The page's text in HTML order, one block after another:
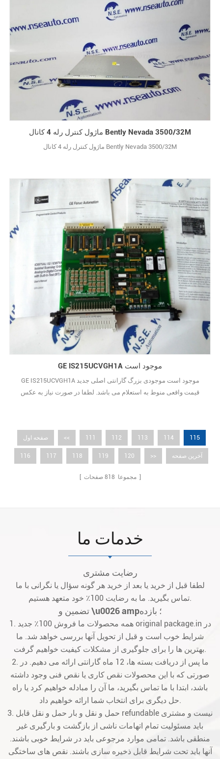
ماژول کنترل رله 4 کانال Bently Nevada 3500/32M
ماژول کنترل رله 4 کانال Bently Nevada 3500/32M
GE IS215UCVGH1A موجود است
GE IS215UCVGH1A موجود است موجودی بزرگ گارانتی اصلی جدید
قیمت واقعی منوط به استعلام می باشد. لطفا در صورت نیاز به عکس
صفحه اول << 111 112 113 114 115
116 117 118 119 120 >> آخرین صفحه
[ مجموعا 818 صفحات ]
خدمات ما
رضایت مشتری
لطفا قبل از خرید یا بعد از خرید هر گونه سؤال یا نگرانی با ما
تماس بگیرید. ما به رضایت 100٪ خود متعهد هستیم.
تضمین و \u0026 amp؛ بازده
1. همه محصولات ما فروش 100٪ جدید original package.in در
شرایط خوب است و قبل از تحویل آنها بررسی خواهد شد. ما
بهترین ها را برای جلوگیری از مشکلات کیفیت خواهیم گرفت.
2. ما پس از دریافت بسته ها، 12 ماه گارانتی ارائه می دهیم. در
صورتی که با این محصولات نقص کاری یا نقص فنی وجود داشته
باشد، ابتدا با ما تماس بگیرید، ما آن را مبادله خواهیم کرد یا راه
حل دیگری برای انتخاب شما ارائه خواهیم داد.
3. حمل و نقل و بار حمل و نقل قابل refundable نیست و مشتری
باید مسئولیت تمام اتهامات ناشی از بازگشت و بارگیری غیر
منطقی باشد. تمامی موارد مرجوعی باید در شرایط خوبی باشند.
آنها باید تحت شرایط قابل ذخیره سازی باشند. نقص های ساختگی